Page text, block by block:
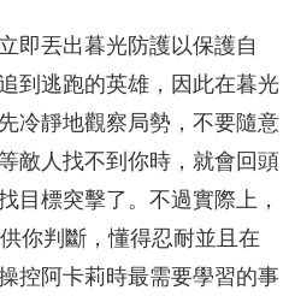
即丟出暮光防護以保護自
到逃跑的英雄，因此在暮光
冷靜地觀察局勢，不要隨意
敵人找不到你時，就會回頭
目標突擊了。不過實際上，
你判斷，懂得忍耐並且在
控阿卡莉時最需要學習的事